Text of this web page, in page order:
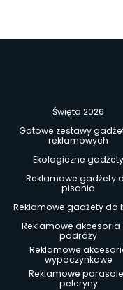
Święta 2026
Gotowe zestawy
reklamowych
Ekologiczne gadżety
Reklamowe gadżety
pisania
Reklamowe gadżety do
Reklamowe akcesoria
podróży
Reklamowe
wypoczynkowe
Reklamowe
peleryny